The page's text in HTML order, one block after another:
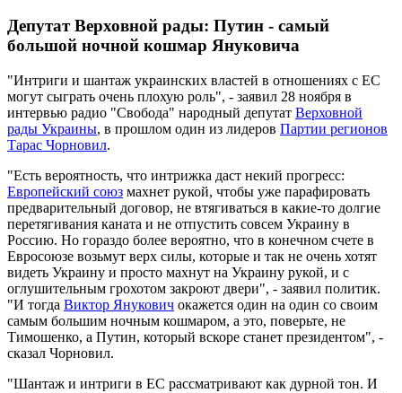
Депутат Верховной рады: Путин - самый
большой ночной кошмар Януковича
"Интриги и шантаж украинских властей в отношениях с ЕС
могут сыграть очень плохую роль", - заявил 28 ноября в
интервью радио "Свобода" народный депутат Верховной
рады Украины, в прошлом один из лидеров Партии регионов
Тарас Чорновил.
"Есть вероятность, что интрижка даст некий прогресс:
Европейский союз махнет рукой, чтобы уже парафировать
предварительный договор, не втягиваться в какие-то долгие
перетягивания каната и не отпустить совсем Украину в
Россию. Но гораздо более вероятно, что в конечном счете в
Евросоюзе возьмут верх силы, которые и так не очень хотят
видеть Украину и просто махнут на Украину рукой, и с
оглушительным грохотом закроют двери", - заявил политик.
"И тогда Виктор Янукович окажется один на один со своим
самым большим ночным кошмаром, а это, поверьте, не
Тимошенко, а Путин, который вскоре станет президентом", -
сказал Чорновил.
"Шантаж и интриги в ЕС рассматривают как дурной тон. И